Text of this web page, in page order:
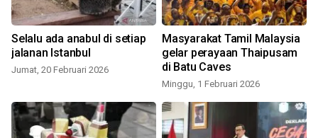
Selalu ada anabul di setiap
jalanan Istanbul
Jumat, 20 Februari 2026
Masyarakat Tamil Malaysia
gelar perayaan Thaipusam
di Batu Caves
Minggu, 1 Februari 2026